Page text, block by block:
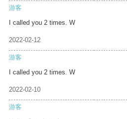
游客
I called you 2 times. W
2022-02-12
游客
I called you 2 times. W
2022-02-10
游客